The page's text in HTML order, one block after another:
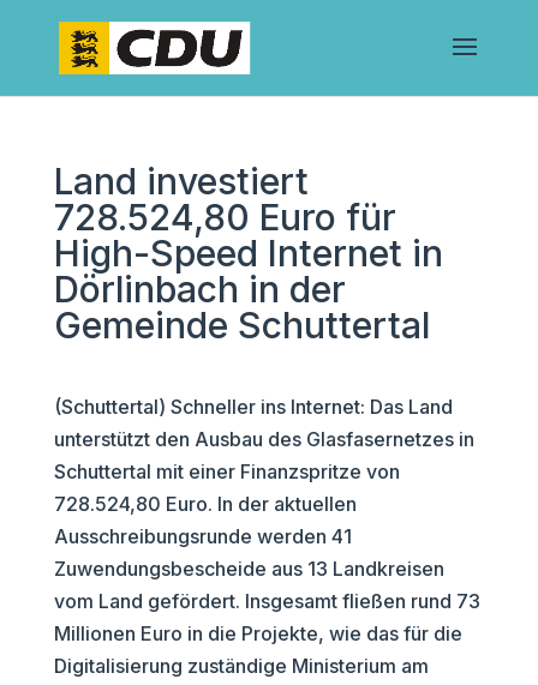
Land investiert
728.524,80 Euro für
High-Speed Internet in
Dörlinbach in der
Gemeinde Schuttertal
(Schuttertal) Schneller ins Internet: Das Land
unterstützt den Ausbau des Glasfasernetzes in
Schuttertal mit einer Finanzspritze von
728.524,80 Euro. In der aktuellen
Ausschreibungsrunde werden 41
Zuwendungsbescheide aus 13 Landkreisen
vom Land gefördert. Insgesamt fließen rund 73
Millionen Euro in die Projekte, wie das für die
Digitalisierung zuständige Ministerium am